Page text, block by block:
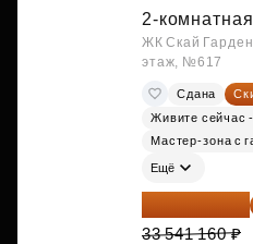
2-
ЖК Скай
этаж, №617
Сдана
Живите сейчас
Мастер-зона с
Ещё
29 516 221 ₽
33 541 160 ₽